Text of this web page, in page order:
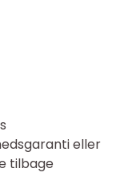
eller
tilbage